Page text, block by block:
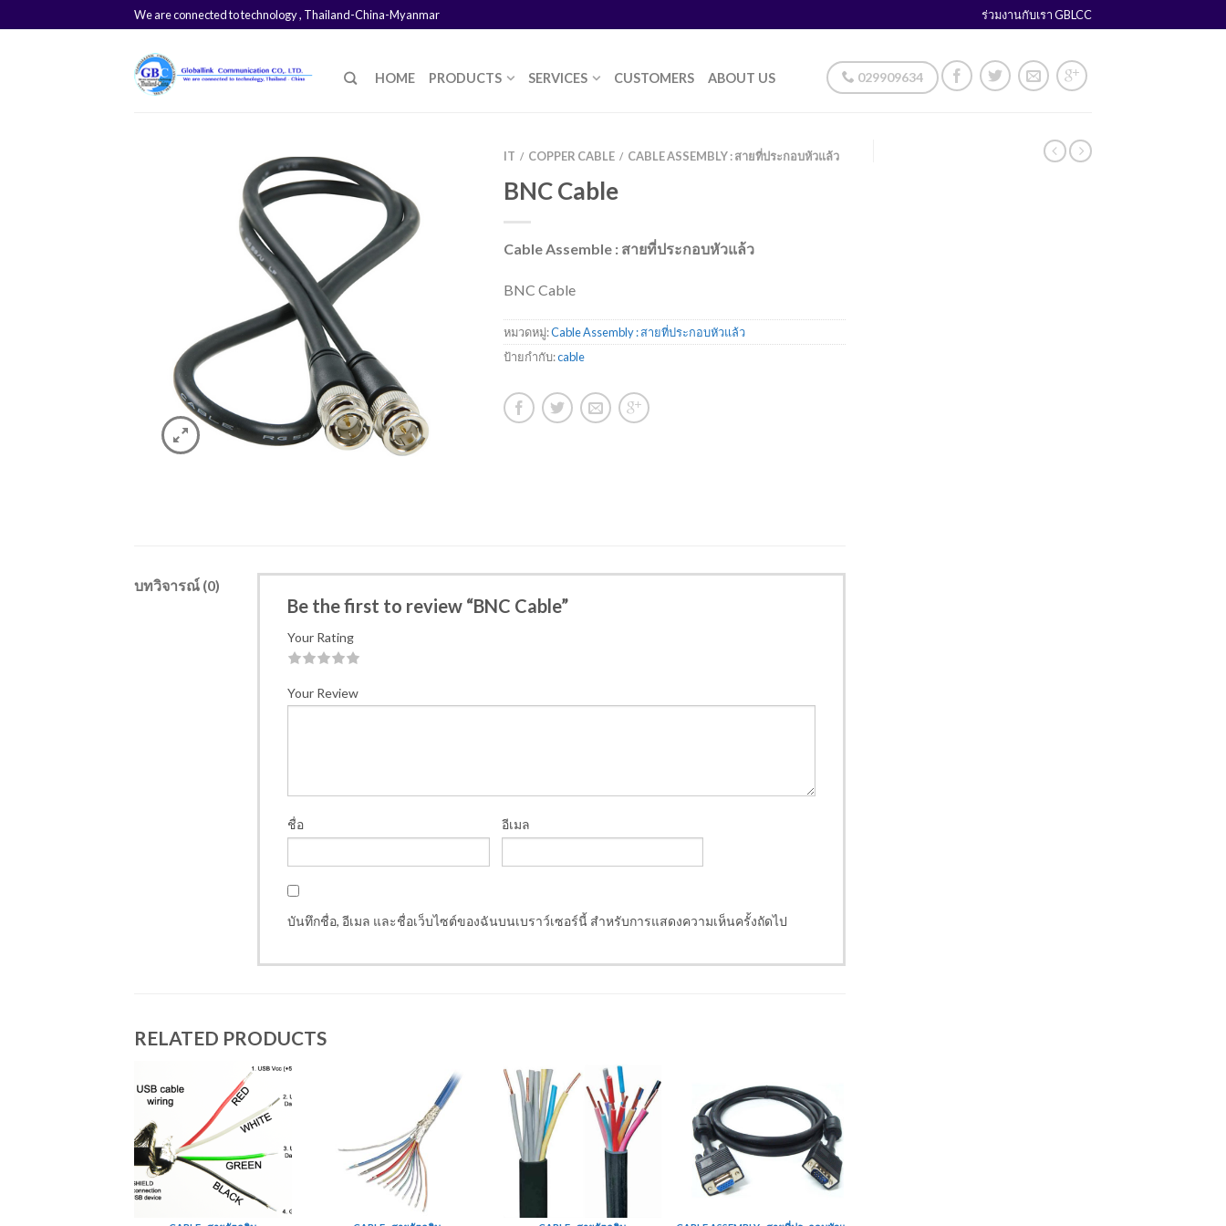
We are connected to technology , Thailand-China-Myanmar ร่วมงานกับเรา GBLCC
HOME PRODUCTS SERVICES CUSTOMERS ABOUT US 029909634
IT / COPPER CABLE / CABLE ASSEMBLY : สายที่ประกอบหัวแล้ว
BNC Cable
Cable Assemble : สายที่ประกอบหัวแล้ว
BNC Cable
หมวดหมู่:Cable Assembly : สายที่ประกอบหัวแล้ว
ป้ายกำกับ:cable
บทวิจารณ์ (0)
Be the first to review “BNC Cable”
Your Rating
Your Review
ชื่อ อีเมล
บันทึกชื่อ, อีเมล และชื่อเว็บไซต์ของฉันบนเบราว์เซอร์นี้ สำหรับการแสดงความเห็นครั้งถัดไป
RELATED PRODUCTS